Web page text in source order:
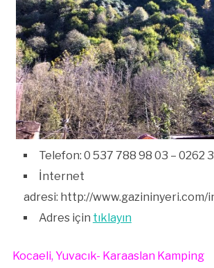
Telefon: 0 537 788 98 03 – 0262
İnternet
adresi: http://www.gazininyeri.com/
Adres için tıklayın
Kocaeli, Yuvacık- Karaaslan Kamping